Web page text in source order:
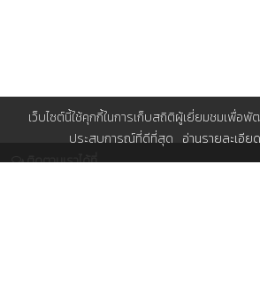
ติดตามเราได้ที่
เว็บไซต์นี้ใช้คุกกี้ในการเก็บสถิติผู้เยี่ยมชมเพื่อพั
ประสบการณ์ที่ดีที่สุด อ่านรายละเอียด